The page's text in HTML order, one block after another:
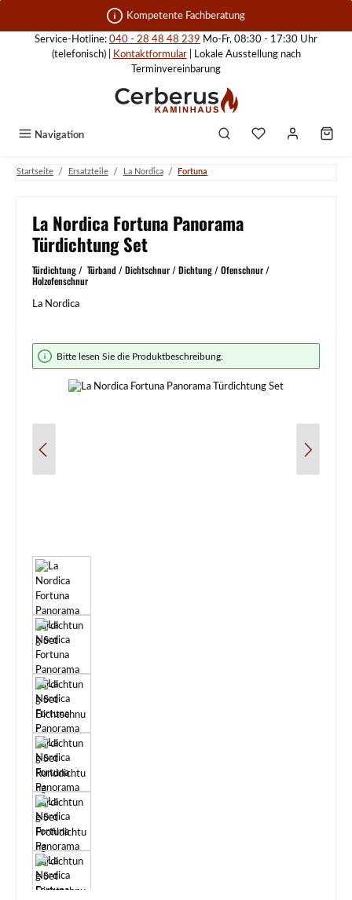
Zum Hauptinhalt springen Kompetente Fachberatung
Service-Hotline: 040 - 28 48 48 239 Mo-Fr, 08:30 - 17:30 Uhr
(telefonisch) |
Kontaktformular| Lokale Ausstellung nach
Terminvereinbarung
Navigation
Startseite / Ersatzteile / La Nordica / Fortuna
La Nordica Fortuna Panorama
Türdichtung Set
Türdichtung / Türband / Dichtschnur / Dichtung / Ofenschnur /
Holzofenschnur
La Nordica
Bildergalerie überspringen
Bitte lesen Sie die Produktbeschreibung.